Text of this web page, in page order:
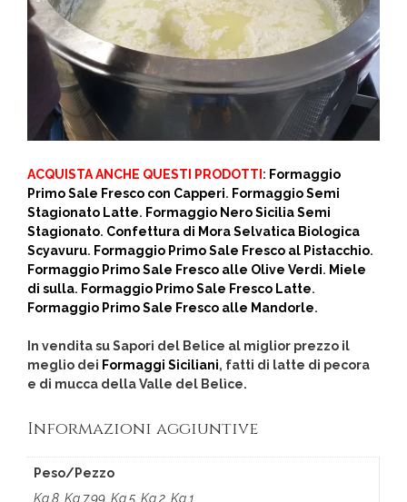
ACQUISTA ANCHE QUESTI PRODOTTI : Formaggio
Primo Sale Fresco con Capperi. Formaggio Semi
Stagionato Latte. Formaggio Nero Sicilia Semi
Stagionato. Confettura di Mora Selvatica Biologica
Scyavuru. Formaggio Primo Sale Fresco al Pistacchio.
Formaggio Primo Sale Fresco alle Olive Verdi. Miele
di sulla. Formaggio Primo Sale Fresco Latte.
Formaggio Primo Sale Fresco alle Mandorle.
In vendita su Sapori del Belice al miglior prezzo il
meglio dei Formaggi Siciliani, fatti di latte di pecora
e di mucca della Valle del Belìce.
Informazioni aggiuntive
Peso/Pezzo
Kg 8, Kg 7,99, Kg 5, Kg 2, Kg 1